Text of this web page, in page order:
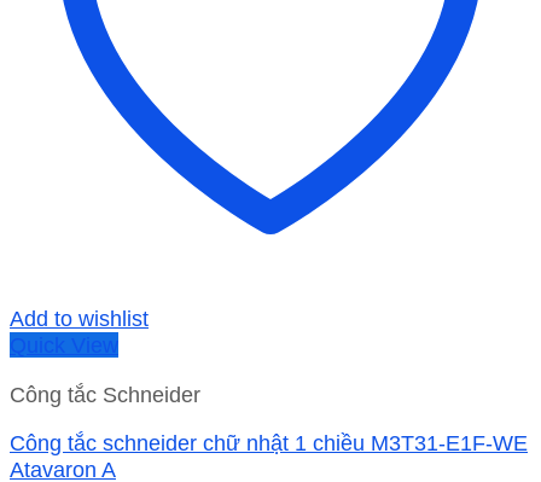
Add to wishlist
Quick View
Công tắc Schneider
Công tắc schneider chữ nhật 1 chiều M3T31-E1F-WE
Atavaron A